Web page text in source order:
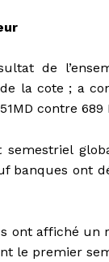
de
la cote ; a
contre 689
banques ont
ont affiché
le premier